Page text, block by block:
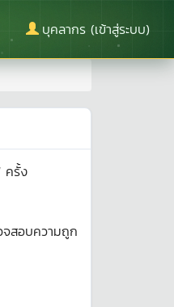
บุคลากร (เข้าสู่ระบบ)
ครั้ง
จสอบความถูก